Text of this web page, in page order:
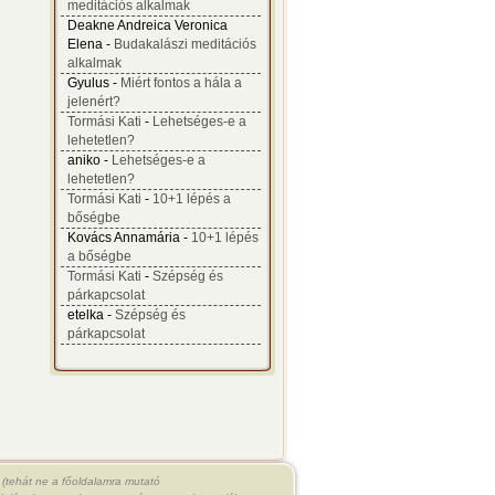
meditációs alkalmak
Deakne Andreica Veronica
Elena - Budakalászi meditációs
alkalmak
Gyulus - Miért fontos a hála a
jelenért?
Tormási Kati -
Lehetséges-e a
lehetetlen?
aniko -
Lehetséges-e a
lehetetlen?
Tormási Kati - 10+1 lépés a
bőségbe
Kovács Annamária - 10+1 lépés
a bőségbe
Tormási Kati - Szépség és
párkapcsolat
etelka - Szépség és
párkapcsolat
(tehát ne a főoldalamra mutató